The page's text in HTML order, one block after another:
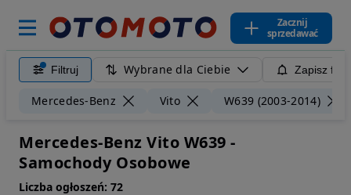
Zacznij
sprzedawać
Filtruj Wybrane dla Ciebie Zapisz
Mercedes-Benz Vito W639 (2003-2014)
Mercedes-Benz Vito W639 -
Samochody Osobowe
Liczba ogłoszeń: 72